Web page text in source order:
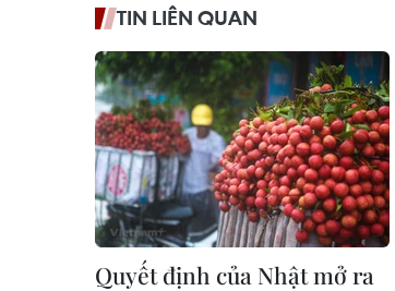
TIN LIÊN QUAN
Quyết định của Nhật mở ra